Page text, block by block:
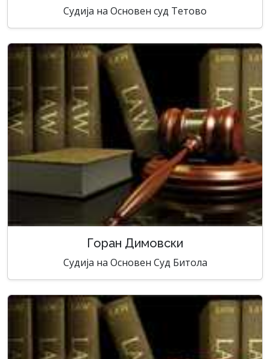
Судија на Основен суд Тетово
Горан Димовски
Судија на Основен Суд Битола